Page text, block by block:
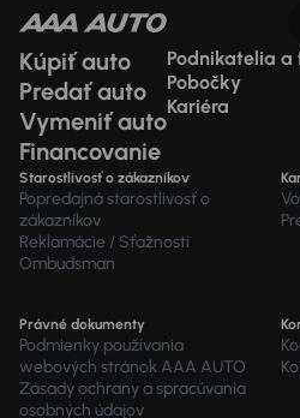
Kúpiť auto
Predať auto
Vymeniť auto
Financovanie
Podnikatelia a
Pobočky
Kariéra
Starostlivosť o zákazníkov
Popredajná starostlivosť o
zákazníkov
Reklamácie / Sťažnosti
Ombudsman
Právné dokumenty
Podmienky používania
webových stránok AAA AUTO
Zásady ochrany a spracúvania
osobných údajov